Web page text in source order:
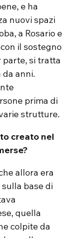
e ha
nuovi spazi
a Rosario e
il sostegno
parte, si tratta
anni.
prima di
strutture.
creato nel
allora era
base di
quella
colpite da